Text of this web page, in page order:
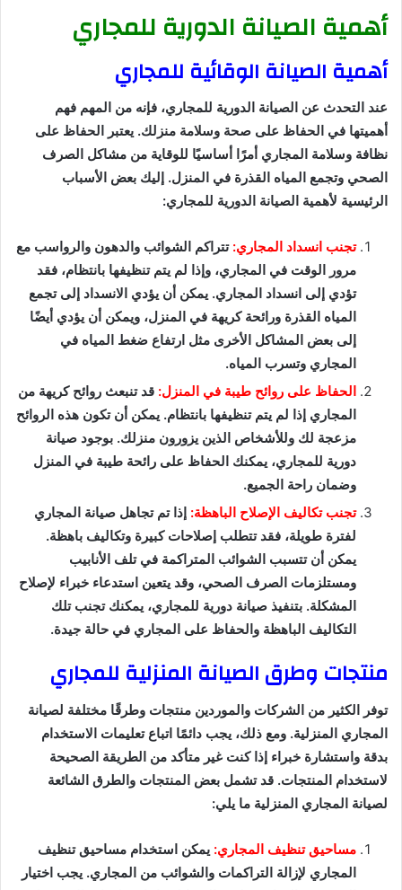
أهمية الصيانة الدورية للمجاري
أهمية الصيانة الوقائية للمجاري
عند التحدث عن الصيانة الدورية للمجاري، فإنه من المهم فهم
أهميتها في الحفاظ على صحة وسلامة منزلك. يعتبر الحفاظ على
نظافة وسلامة المجاري أمرًا أساسيًا للوقاية من مشاكل الصرف
الصحي وتجمع المياه القذرة في المنزل. إليك بعض الأسباب
الرئيسية لأهمية الصيانة الدورية للمجاري:
تجنب انسداد المجاري:تتراكم الشوائب والدهون والرواسب مع
مرور الوقت في المجاري، وإذا لم يتم تنظيفها بانتظام، فقد
تؤدي إلى انسداد المجاري. يمكن أن يؤدي الانسداد إلى تجمع
المياه القذرة ورائحة كريهة في المنزل، ويمكن أن يؤدي أيضًا
إلى بعض المشاكل الأخرى مثل ارتفاع ضغط المياه في
المجاري وتسرب المياه.
الحفاظ على روائح طيبة في المنزل: قد تنبعث روائح كريهة من
المجاري إذا لم يتم تنظيفها بانتظام. يمكن أن تكون هذه الروائح
مزعجة لك وللأشخاص الذين يزورون منزلك. بوجود صيانة
دورية للمجاري، يمكنك الحفاظ على رائحة طيبة في المنزل
وضمان راحة الجميع.
تجنب تكاليف الإصلاح الباهظة: إذا تم تجاهل صيانة المجاري
لفترة طويلة، فقد تتطلب إصلاحات كبيرة وتكاليف باهظة.
يمكن أن تتسبب الشوائب المتراكمة في تلف الأنابيب
ومستلزمات الصرف الصحي، وقد يتعين استدعاء خبراء لإصلاح
المشكلة. بتنفيذ صيانة دورية للمجاري، يمكنك تجنب تلك
التكاليف الباهظة والحفاظ على المجاري في حالة جيدة.
منتجات وطرق الصيانة المنزلية للمجاري
توفر الكثير من الشركات والموردين منتجات وطرقًا مختلفة لصيانة
المجاري المنزلية. ومع ذلك، يجب دائمًا اتباع تعليمات الاستخدام
بدقة واستشارة خبراء إذا كنت غير متأكد من الطريقة الصحيحة
لاستخدام المنتجات. قد تشمل بعض المنتجات والطرق الشائعة
لصيانة المجاري المنزلية ما يلي:
مساحيق تنظيف المجاري: يمكن استخدام مساحيق تنظيف
المجاري لإزالة التراكمات والشوائب من المجاري. يجب اختيار